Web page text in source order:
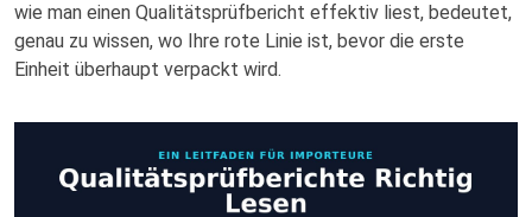
wie man einen Qualitätsprüfbericht effektiv liest, bedeutet,
genau zu wissen, wo Ihre rote Linie ist, bevor die erste
Einheit überhaupt verpackt wird.